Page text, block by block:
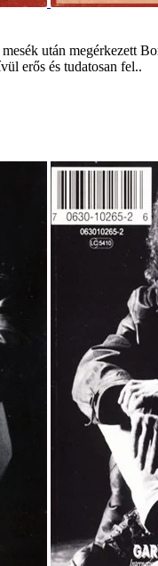
után megérkezett
erős és tudatosan fel..